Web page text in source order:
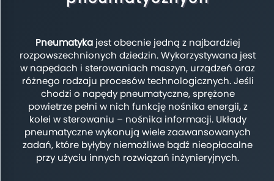
Pneumatykajest obecnie jedną z najbardziej
rozpowszechnionych dziedzin. Wykorzystywana jest
w napędach i sterowaniach maszyn, urządzeń oraz
różnego rodzaju procesów technologicznych. Jeśli
chodzi o napędy pneumatyczne, sprężone
powietrze pełni w nich funkcję nośnika energii, z
kolei w sterowaniu – nośnika informacji. Układy
pneumatyczne wykonują wiele zaawansowanych
zadań, które byłyby niemożliwe bądź nieopłacalne
przy użyciu innych rozwiązań inżynieryjnych.